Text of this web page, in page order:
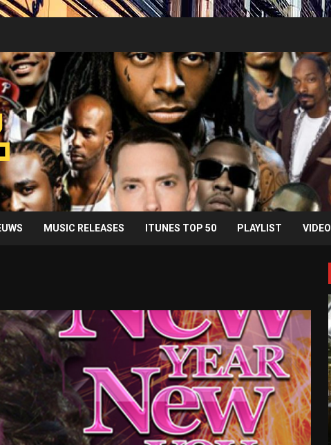
MUSIC RELEASES ITUNES TOP 50 PLAYLIST VIDEO
Taylor Swift officieel getrouwd met Travis
Kelce
1 month ago